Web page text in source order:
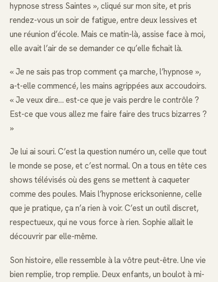
hypnose stress Saintes », cliqué sur mon site, et pris
rendez-vous un soir de fatigue, entre deux lessives et
une réunion d’école. Mais ce matin-là, assise face à moi,
elle avait l’air de se demander ce qu’elle fichait là.
« Je ne sais pas trop comment ça marche, l’hypnose »,
a-t-elle commencé, les mains agrippées aux accoudoirs.
« Je veux dire… est-ce que je vais perdre le contrôle ?
Est-ce que vous allez me faire faire des trucs bizarres ?
»
Je lui ai souri. C’est la question numéro un, celle que tout
le monde se pose, et c’est normal. On a tous en tête ces
shows télévisés où des gens se mettent à caqueter
comme des poules. Mais l’hypnose ericksonienne, celle
que je pratique, ça n’a rien à voir. C’est un outil discret,
respectueux, qui ne vous force à rien. Sophie allait le
découvrir par elle-même.
Son histoire, elle ressemble à la vôtre peut-être. Une vie
bien remplie, trop remplie. Deux enfants, un boulot à mi-